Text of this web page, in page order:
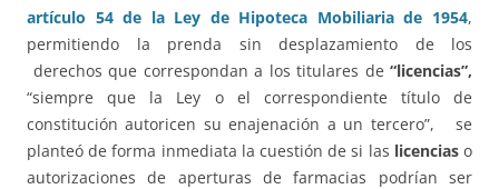
artículo 54 de la Ley de Hipoteca Mobiliaria de 1954,
permitiendo la prenda sin desplazamiento de los
derechos que correspondan a los titulares de “licencias”,
“siempre que la Ley o el correspondiente título de
constitución autoricen su enajenación a un tercero”, se
planteó de forma inmediata la cuestión de si las licenciaso
autorizaciones de aperturas de farmacias podrían ser